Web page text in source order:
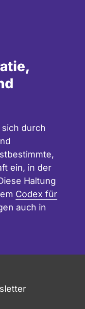
durch
ein, in der
Haltung
Codex für
auch in